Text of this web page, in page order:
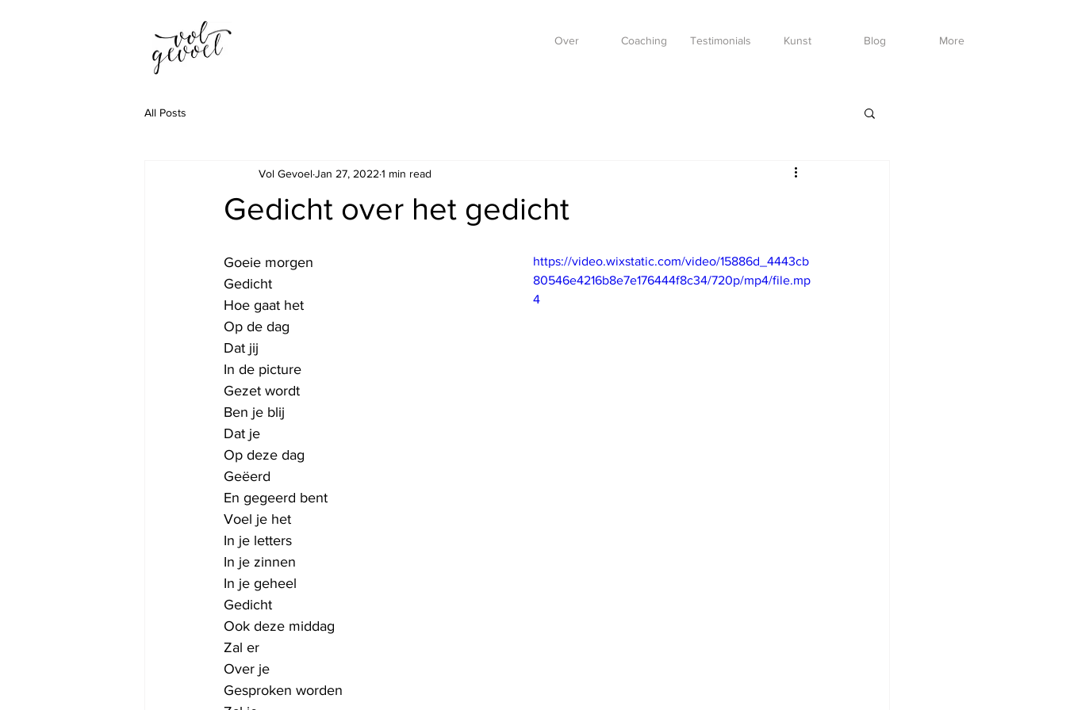
Over Coaching Testimonials Kunst Blog More
All Posts
Gedicht over het gedicht
Vol GevoelJan 27, 2022 1 min read
https://video.wixstatic.com/video/15886d_4443cb
80546e4216b8e7e176444f8c34/720p/mp4/file.mp
4
Goeie morgen
Gedicht
Hoe gaat het
Op de dag
Dat jij
In de picture
Gezet wordt
Ben je blij
Dat je
Op deze dag
Geëerd
En gegeerd bent
Voel je het
In je letters
In je zinnen
In je geheel
Gedicht
Ook deze middag
Zal er
Over je
Gesproken worden